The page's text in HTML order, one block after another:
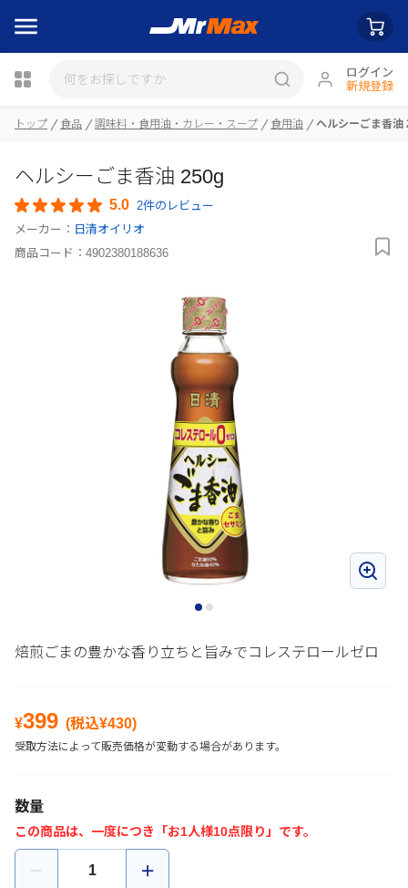
ログイン
新規登録
トップ 食品 調味料・食用油・カレー・スープ 食用油 ヘルシーごま香油
ヘルシーごま香油 250g
5.0 2件のレビュー
メーカー： 日清オイリオ
商品コード： 4902380188636
焙煎ごまの豊かな香り立ちと旨みでコレステロールゼロ
¥399 (税込¥430)
受取方法によって販売価格が変動する場合があります。
数量
この商品は、一度につき「お1人様10点限り」です。